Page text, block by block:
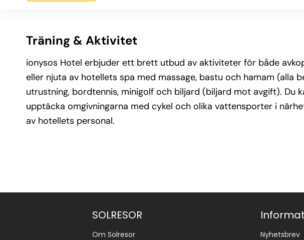
Träning & Aktivitet
ionysos Hotel erbjuder ett brett utbud av aktiviteter för både
eller njuta av hotellets spa med massage, bastu och hamam (alla
utrustning, bordtennis, minigolf och biljard (biljard mot avgift). Du
upptäcka omgivningarna med cykel och olika vattensporter i
av hotellets personal.
SOLRESOR
Om Solresor
Nyhetsbrev